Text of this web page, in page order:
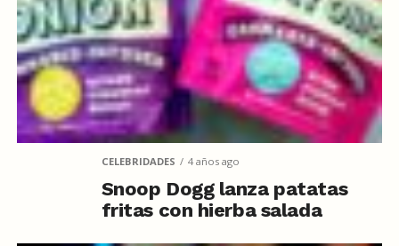
CELEBRIDADES 4 años ago
Snoop Dogg lanza patatas
fritas con hierba salada